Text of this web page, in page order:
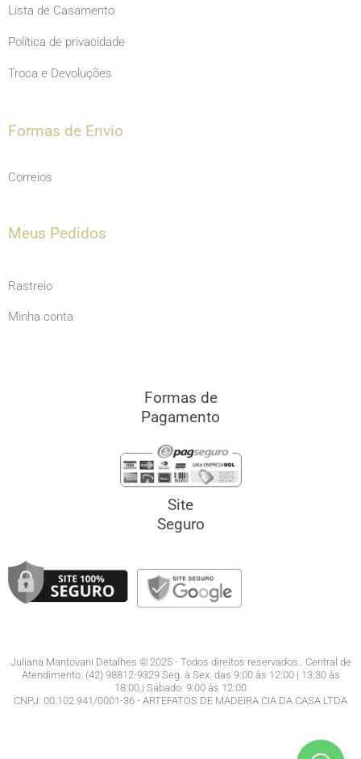
Lista de Casamento
Política de privacidade
Troca e Devoluções
Formas de Envio
Correios
Meus Pedidos
Rastreio
Minha conta
Formas de
Pagamento
Site
Seguro
Juliana Mantovani Detalhes © 2025 - Todos direitos reservados.. Central de
Atendimento: (42) 98812-9329 Seg. à Sex. das 9:00 às 12:00 | 13:30 às
18:00.| Sábado: 9:00 às 12:00
CNPJ: 00.102.941/0001-36 - ARTEFATOS DE MADEIRA CIA DA CASA LTDA